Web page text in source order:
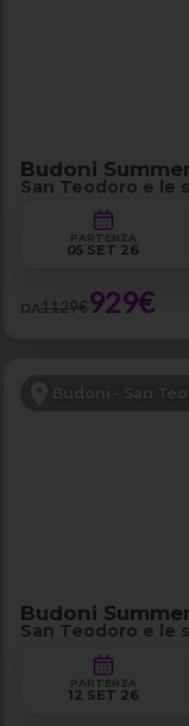
Budoni
San Teodoro e le
PARTENZA
05 SET 26
DA1129€929€
Budoni - San Teodoro
Budoni
San Teodoro e le
PARTENZA
12 SET 26